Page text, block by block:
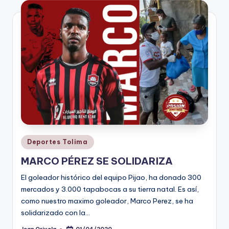
V
n
o
t
o
Publicado
en
Deportes Tolima
MARCO PÉREZ SE SOLIDARIZA
El goleador histórico del equipo Pijao, ha donado 300
mercados y 3.000 tapabocas a su tierra natal. Es así,
como nuestro maximo goleador, Marco Perez, se ha
solidarizado con la…